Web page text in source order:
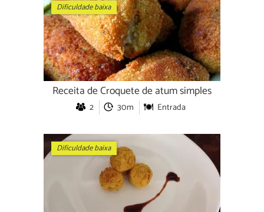
Dificuldade baixa
Receita de Croquete de atum simples
2 30m Entrada
Dificuldade baixa